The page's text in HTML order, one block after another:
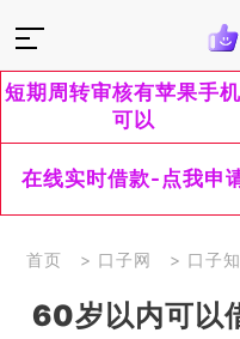
短期周转审核有苹果手
可以
在线实时借款-点我申
首页 > 口子网 > 口子
60岁以内可以